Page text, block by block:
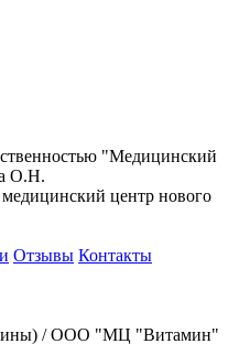
"Медицинский
О.Н.
центр нового
Отзывы Контакты
/ ООО "МЦ "Витамин"